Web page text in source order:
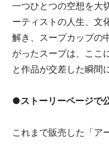
一つひとつの空想を大
ーティストの人生、文
解き、スープカップの
がったスープは、ここ
と作品が交差した瞬間
●ストーリーページで
これまで販売した「ア